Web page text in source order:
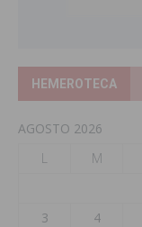
HEMEROTECA
AGOSTO 2026
L
M
3
4